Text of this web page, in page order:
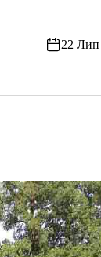
22 Лип